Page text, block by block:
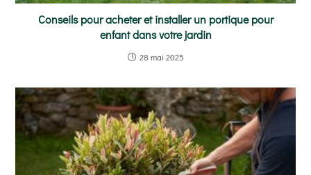
Conseils pour acheter et installer un portique pour
enfant dans votre jardin
28 mai 2025